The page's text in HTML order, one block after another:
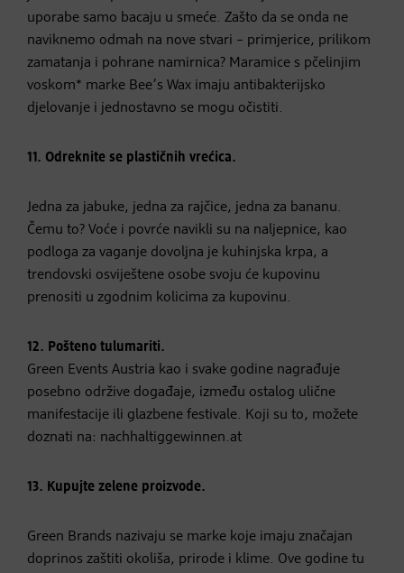
uporabe samo bacaju u smeće. Zašto da se onda ne
naviknemo odmah na nove stvari – primjerice, prilikom
zamatanja i pohrane namirnica? Maramice s pčelinjim
voskom* marke Bee’s Wax imaju antibakterijsko
djelovanje i jednostavno se mogu očistiti.
11. Odreknite se plastičnih vrećica.
Jedna za jabuke, jedna za rajčice, jedna za bananu.
Čemu to? Voće i povrće navikli su na naljepnice, kao
podloga za vaganje dovoljna je kuhinjska krpa, a
trendovski osviještene osobe svoju će kupovinu
prenositi u zgodnim kolicima za kupovinu.
12. Pošteno tulumariti.
Green Events Austria kao i svake godine nagrađuje
posebno održive događaje, između ostalog ulične
manifestacije ili glazbene festivale. Koji su to, možete
doznati na: nachhaltiggewinnen.at
13. Kupujte zelene proizvode.
Green Brands nazivaju se marke koje imaju značajan
doprinos zaštiti okoliša, prirode i klime. Ove godine tu